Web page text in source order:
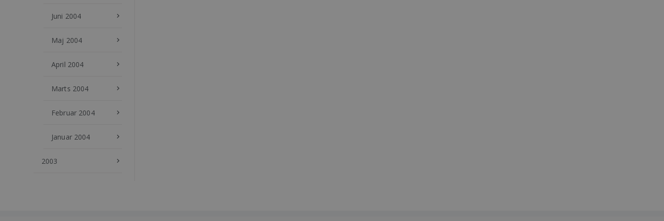
Juni 2004 keyboard_arrow_right
Maj 2004 keyboard_arrow_right
April 2004 keyboard_arrow_right
Marts 2004 keyboard_arrow_right
Februar 2004 keyboard_arrow_right
Januar 2004 keyboard_arrow_right
2003 keyboard_arrow_right